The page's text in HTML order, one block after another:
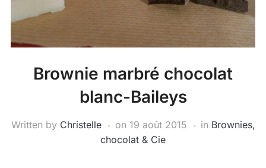
Brownie marbré chocolat
blanc-Baileys
Written by Christelle on 19 août 2015 in Brownies,
chocolat & Cie